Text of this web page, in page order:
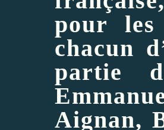
pour les
chacun
partie
Aignan,